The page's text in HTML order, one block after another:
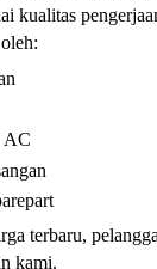
kualitas
AC
terbaru,
kami.